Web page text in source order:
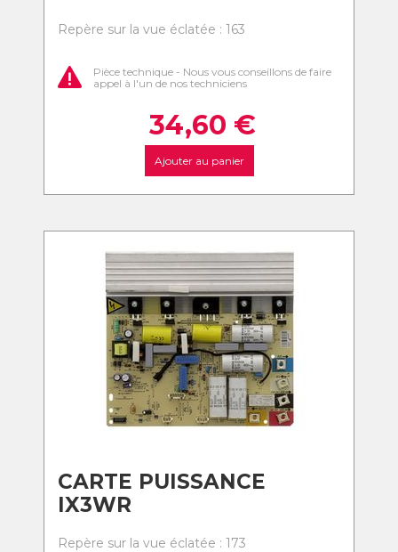
Repère sur la vue éclatée : 163
Pièce technique - Nous vous conseillons de faire
appel à l'un de nos techniciens
34,60 €
Ajouter au panier
CARTE PUISSANCE
IX3WR
Repère sur la vue éclatée : 173